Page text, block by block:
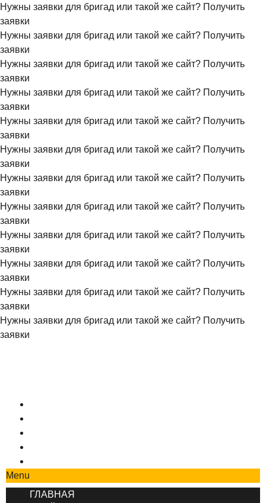
Нужны заявки для бригад или такой же сайт? Получить
заявки
Нужны заявки для бригад или такой же сайт? Получить
заявки
Нужны заявки для бригад или такой же сайт? Получить
заявки
Нужны заявки для бригад или такой же сайт? Получить
заявки
Нужны заявки для бригад или такой же сайт? Получить
заявки
Нужны заявки для бригад или такой же сайт? Получить
заявки
Нужны заявки для бригад или такой же сайт? Получить
заявки
Нужны заявки для бригад или такой же сайт? Получить
заявки
Нужны заявки для бригад или такой же сайт? Получить
заявки
Нужны заявки для бригад или такой же сайт? Получить
заявки
Нужны заявки для бригад или такой же сайт? Получить
заявки
Нужны заявки для бригад или такой же сайт? Получить
заявки
Menu
ГЛАВНАЯ